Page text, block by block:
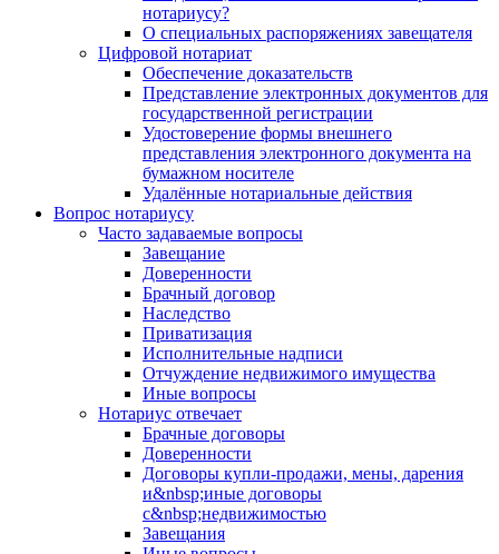
нотариусу?
О специальных распоряжениях завещателя
Цифровой нотариат
Обеспечение доказательств
Представление электронных документов для
государственной регистрации
Удостоверение формы внешнего
представления электронного документа на
бумажном носителе
Удалённые нотариальные действия
Вопрос нотариусу
Часто задаваемые вопросы
Завещание
Доверенности
Брачный договор
Наследство
Приватизация
Исполнительные надписи
Отчуждение недвижимого имущества
Иные вопросы
Нотариус отвечает
Брачные договоры
Доверенности
Договоры купли-продажи, мены, дарения
и&nbsp;иные договоры
с&nbsp;недвижимостью
Завещания